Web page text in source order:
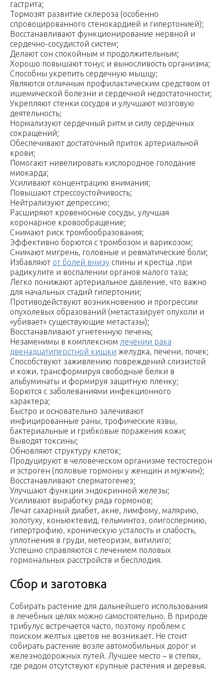
гастрита;
Тормозят развитие склероза (особенно
спровоцированного стенокардией и гипертонией);
Восстанавливают функционирование нервной и
сердечно-сосудистой систем;
Делают сон спокойным и продолжительным;
Хорошо повышают тонус и выносливость организма;
Способны укрепить сердечную мышцу;
Являются отличным профилактическим средством от
ишемической болезни и сердечной недостаточности;
Укрепляют стенки сосудов и улучшают мозговую
деятельность;
Нормализуют сердечный ритм и силу сердечных
сокращений;
Обеспечивают достаточный приток артериальной
крови;
Помогают нивелировать кислородное голодание
миокарда;
Усиливают концентрацию внимания;
Повышают стрессоустойчивость;
Нейтрализуют депрессию;
Расширяют кровеносные сосуды, улучшая
коронарное кровообращение;
Снимают риск тромбообразования;
Эффективно борются с тромбозом и варикозом;
Снимают мигрень, головные и ревматические боли;
Избавляют от болей внизу спины и крестца ,при
радикулите и воспалении органов малого таза;
Легко понижают артериальное давление, что важно
для начальных стадий гипертонии;
Противодействуют возникновению и прогрессии
опухолевых образований (метастазирует опухоли и
«убивает» существующие метастазы);
Восстанавливают угнетенную печень;
Незаменимы в комплексном лечении рака
двенадцатиперстной кишки желудка, печени, почек;
Способствуют заживлению повреждений слизистой
и кожи, трансформируя свободные белки в
альбуминаты и формируя защитную пленку;
Борются с заболеваниями инфекционного
характера;
Быстро и основательно залечивают
инфицированные раны, трофические язвы,
бактериальные и грибковые поражения кожи;
Выводят токсины;
Обновляют структуру клеток;
Продуцируют в человеческом организме тестостерон
и эстроген (половые гормоны у женщин и мужчин);
Восстанавливают сперматогенез;
Улучшают функции эндокринной железы;
Усиливают выработку ряда гормонов;
Лечат сахарный диабет, акне, лимфому, малярию,
золотуху, коньюктевид, гельминтоз, олигоспермию,
гипертрофию, хроническую усталость и слабость,
уплотнения в груди, метеоризм, витилиго;
Успешно справляются с лечением половых
гормональных расстройств и бесплодия.
Сбор и заготовка
Собирать растение для дальнейшего использования
в лечебных целях можно самостоятельно. В природе
трибулус встречается часто, поэтому проблем с
поиском желтых цветов не возникает. Не стоит
собирать растение возле автомобильных дорог и
железнодорожных путей. Лучшее место – в степях,
где рядом отсутствуют крупные растения и деревья.